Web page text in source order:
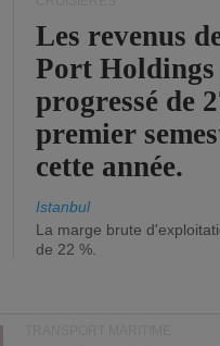
Les revenus
Port
progressé de
premier
cette année.
Istanbul
La marge brute
de 22 %.